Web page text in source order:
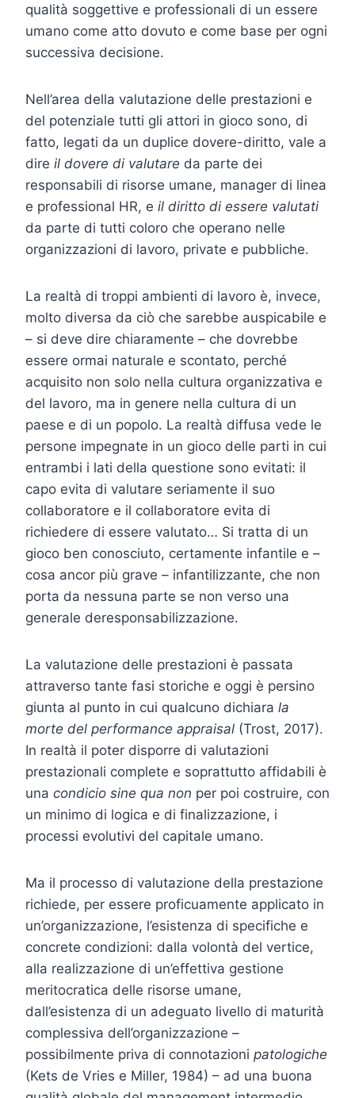
qualità soggettive e professionali di un essere
umano come atto dovuto e come base per ogni
successiva decisione.
Nell’area della valutazione delle prestazioni e
del potenziale tutti gli attori in gioco sono, di
fatto, legati da un duplice dovere-diritto, vale a
dire il dovere di valutare da parte dei
responsabili di risorse umane, manager di linea
e professional HR, e il diritto di essere valutati
da parte di tutti coloro che operano nelle
organizzazioni di lavoro, private e pubbliche.
La realtà di troppi ambienti di lavoro è, invece,
molto diversa da ciò che sarebbe auspicabile e
– si deve dire chiaramente – che dovrebbe
essere ormai naturale e scontato, perché
acquisito non solo nella cultura organizzativa e
del lavoro, ma in genere nella cultura di un
paese e di un popolo. La realtà diffusa vede le
persone impegnate in un gioco delle parti in cui
entrambi i lati della questione sono evitati: il
capo evita di valutare seriamente il suo
collaboratore e il collaboratore evita di
richiedere di essere valutato… Si tratta di un
gioco ben conosciuto, certamente infantile e –
cosa ancor più grave – infantilizzante, che non
porta da nessuna parte se non verso una
generale deresponsabilizzazione.
La valutazione delle prestazioni è passata
attraverso tante fasi storiche e oggi è persino
giunta al punto in cui qualcuno dichiara la
morte del performance appraisal (Trost, 2017).
In realtà il poter disporre di valutazioni
prestazionali complete e soprattutto affidabili è
una condicio sine qua non per poi costruire, con
un minimo di logica e di finalizzazione, i
processi evolutivi del capitale umano.
Ma il processo di valutazione della prestazione
richiede, per essere proficuamente applicato in
un’organizzazione, l’esistenza di specifiche e
concrete condizioni: dalla volontà del vertice,
alla realizzazione di un’effettiva gestione
meritocratica delle risorse umane,
dall’esistenza di un adeguato livello di maturità
complessiva dell’organizzazione –
possibilmente priva di connotazioni patologiche
(Kets de Vries e Miller, 1984) – ad una buona